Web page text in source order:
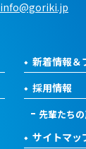
info@goriki.jp
新着情報＆
採用情報
先輩たち
サイトマッ